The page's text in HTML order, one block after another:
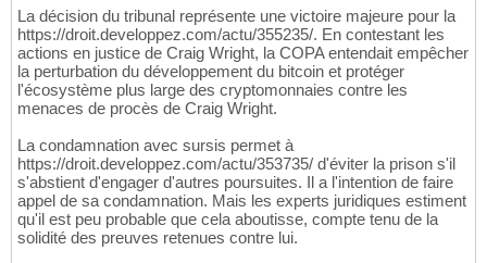
La décision du tribunal représente une victoire majeure pour la
https://droit.developpez.com/actu/355235/. En contestant les
actions en justice de Craig Wright, la COPA entendait empêcher
la perturbation du développement du bitcoin et protéger
l'écosystème plus large des cryptomonnaies contre les
menaces de procès de Craig Wright.
La condamnation avec sursis permet à
https://droit.developpez.com/actu/353735/ d'éviter la prison s'il
s'abstient d'engager d'autres poursuites. Il a l'intention de faire
appel de sa condamnation. Mais les experts juridiques estiment
qu'il est peu probable que cela aboutisse, compte tenu de la
solidité des preuves retenues contre lui.